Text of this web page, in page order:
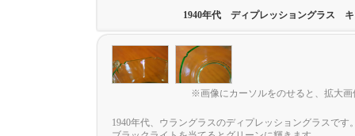
1940年代 ディプレッショングラス キ
※画像にカーソルをのせると、拡大画
1940年代、ウラングラスのディプレッショングラスです